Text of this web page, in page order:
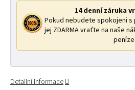
14 denní záruka
Pokud nebudete spokojeni
jej ZDARMA vraťte na naše
peníze.
Detailní informace